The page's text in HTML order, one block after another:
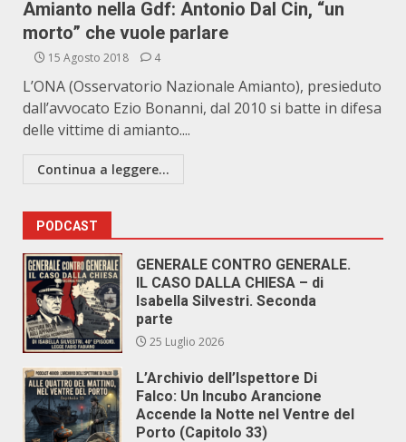
Amianto nella Gdf: Antonio Dal Cin, “un
morto” che vuole parlare
15 Agosto 2018 4
L’ONA (Osservatorio Nazionale Amianto), presieduto
dall’avvocato Ezio Bonanni, dal 2010 si batte in difesa
delle vittime di amianto....
Continua a leggere...
PODCAST
GENERALE CONTRO GENERALE.
IL CASO DALLA CHIESA – di
Isabella Silvestri. Seconda
parte
25 Luglio 2026
L’Archivio dell’Ispettore Di
Falco: Un Incubo Arancione
Accende la Notte nel Ventre del
Porto (Capitolo 33)